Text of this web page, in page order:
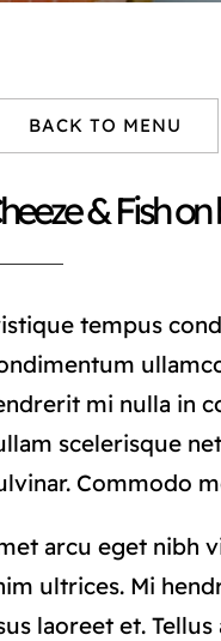
BACK TO MENU
& Fish
tempus
mi nulla in
scelerisque
Commodo
arcu eget nibh
ultrices. Mi
laoreet et.